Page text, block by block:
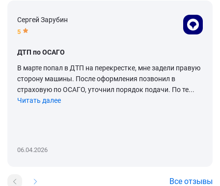
Сергей Зарубин
5
ДТП по ОСАГО
В марте попал в ДТП на перекрестке, мне задели правую
сторону машины. После оформления позвонил в
страховую по ОСАГО, уточнил порядок подачи. По те...
Читать далее
06.04.2026
Все отзывы